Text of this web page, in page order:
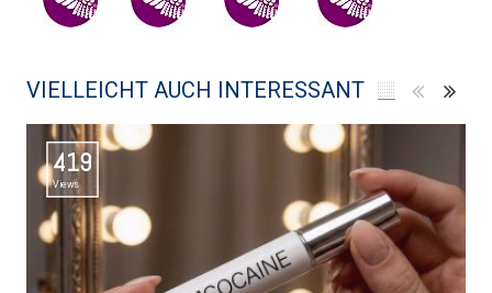
VIELLEICHT AUCH INTERESSANT
419
Views